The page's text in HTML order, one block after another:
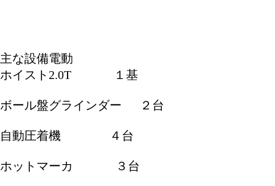
主な設備電動
ホイスト2.0T １基
ボール盤グラインダー ２台
自動圧着機 ４台
ホットマーカ ３台